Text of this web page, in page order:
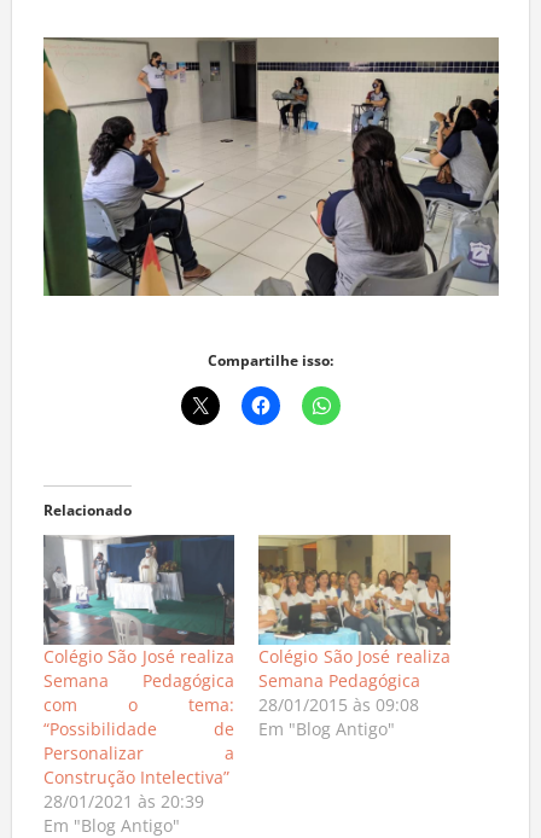
Compartilhe isso:
Relacionado
Colégio São José realiza
Semana Pedagógica
com o tema:
“Possibilidade de
Personalizar a
Construção Intelectiva”
28/01/2021 às 20:39
Em "Blog Antigo"
Colégio São José realiza
Semana Pedagógica
28/01/2015 às 09:08
Em "Blog Antigo"